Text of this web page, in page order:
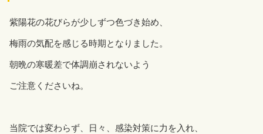
紫陽花の花びらが少しずつ色づき始め、
梅雨の気配を感じる時期となりました。
朝晩の寒暖差で体調崩されないよう
ご注意くださいね。
当院では変わらず、日々、感染対策に力を入れ、